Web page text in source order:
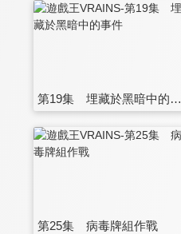
第19集 埋藏於黑暗中的事件
第25集 病毒牌組作戰